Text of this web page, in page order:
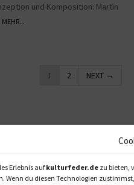
Erlebnis aufkulturfeder.de zu bieten,
Wenn du diesen Technologien
und Komposition: Martin
MEHR...
1 2 NEXT →